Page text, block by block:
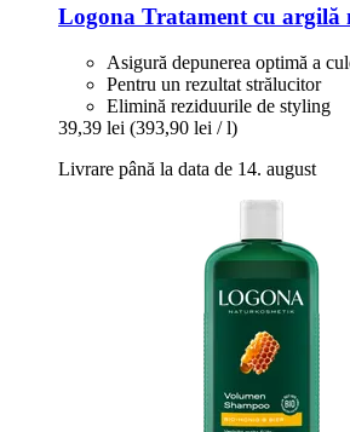
Logona Tratament cu argilă
Asigură depunerea optimă a
Pentru un rezultat strălucitor
Elimină reziduurile de styling
39,39 lei (393,90 lei / l)
Livrare până la data de 14. august